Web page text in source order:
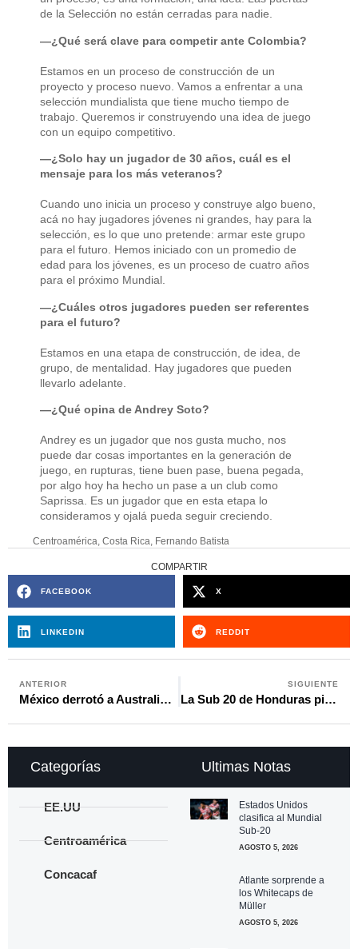
de la Selección no están cerradas para nadie.
—¿Qué será clave para competir ante Colombia?
Estamos en un proceso de construcción de un
proyecto y proceso nuevo. Vamos a enfrentar a una
selección mundialista que tiene mucho tiempo de
trabajo. Queremos ir construyendo una idea de juego
con un equipo competitivo.
—¿Solo hay un jugador de 30 años, cuál es el
mensaje para los más veteranos?
Cuando uno inicia un proceso y construye algo bueno,
acá no hay jugadores jóvenes ni grandes, hay para la
selección, es lo que uno pretende: armar este grupo
para el futuro. Hemos iniciado con un promedio de
edad para los jóvenes, es un proceso de cuatro años
para el próximo Mundial.
—¿Cuáles otros jugadores pueden ser referentes
para el futuro?
Estamos en una etapa de construcción, de idea, de
grupo, de mentalidad. Hay jugadores que pueden
llevarlo adelante.
—¿Qué opina de Andrey Soto?
Andrey es un jugador que nos gusta mucho, nos
puede dar cosas importantes en la generación de
juego, en rupturas, tiene buen pase, buena pegada,
por algo hoy ha hecho un pase a un club como
Saprissa. Es un jugador que en esta etapa lo
consideramos y ojalá pueda seguir creciendo.
Centroamérica,Costa Rica, Fernando Batista
COMPARTIR
FACEBOOK X
LINKEDIN REDDIT
ANTERIOR
México derrotó a Australia y gana confianza a pocos días de su debut mundialista
SIGUIENTE
La Sub 20 de Honduras pierde 2-1 ante Elche en su gira amistoso por España
Ultimas Notas
Estados Unidos
clasifica al Mundial
Sub-20
AGOSTO 5, 2026
Atlante sorprende a
los Whitecaps de
Müller
AGOSTO 5, 2026
Categorías
EE.UU
Centroamérica
Concacaf